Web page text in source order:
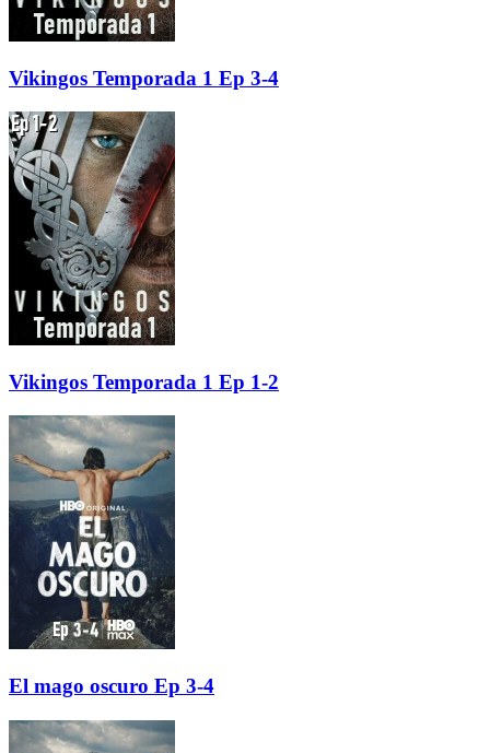
Vikingos Temporada 1 Ep 3-4
Vikingos Temporada 1 Ep 1-2
El mago oscuro Ep 3-4